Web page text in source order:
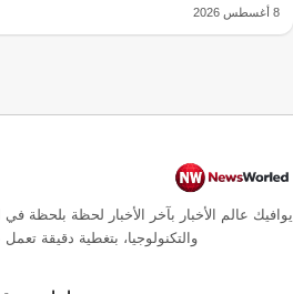
8 أغسطس 2026
يوافيك عالم الأخبار بآخر الأخبار لحظة بلحظة
والتكنولوجيا، بتغطية دقيقة